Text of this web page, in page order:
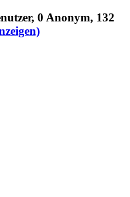
, 0 Anonym, 132